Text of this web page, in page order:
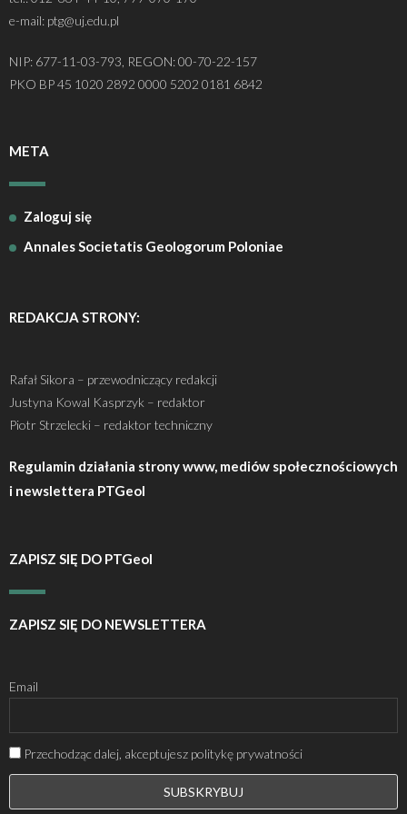
e-mail: ptg@uj.edu.pl
NIP: 677-11-03-793, REGON: 00-70-22-157
PKO BP 45 1020 2892 0000 5202 0181 6842
META
Zaloguj się
Annales Societatis Geologorum Poloniae
REDAKCJA STRONY:
Rafał Sikora – przewodniczący redakcji
Justyna Kowal Kasprzyk – redaktor
Piotr Strzelecki – redaktor techniczny
Regulamin działania strony www, mediów społecznościowych
i newslettera PTGeol
ZAPISZ SIĘ DO PTGeol
ZAPISZ SIĘ DO NEWSLETTERA
Email
Przechodząc dalej, akceptujesz politykę prywatności